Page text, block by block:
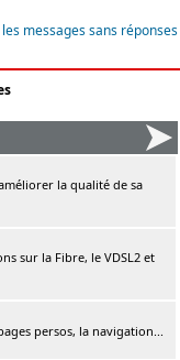
messages sans réponses
la qualité de sa
sur la Fibre, le VDSL2 et
persos, la navigation...